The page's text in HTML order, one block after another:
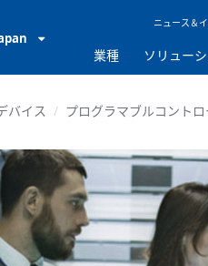
ニュース＆
業種 ソリュー
バイス プログラマブルコントロ